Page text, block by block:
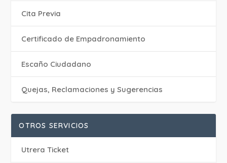
Cita Previa
Certificado de Empadronamiento
Escaño Ciudadano
Quejas, Reclamaciones y Sugerencias
OTROS SERVICIOS
Utrera Ticket